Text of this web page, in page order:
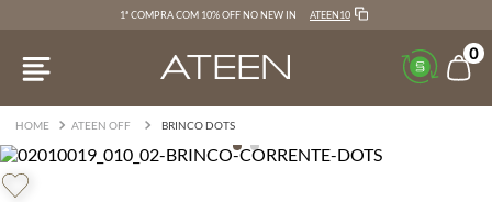
1ª COMPRA COM 10% OFF NO NEW IN ATEEN10
0
ATEEN OFF BRINCO DOTS